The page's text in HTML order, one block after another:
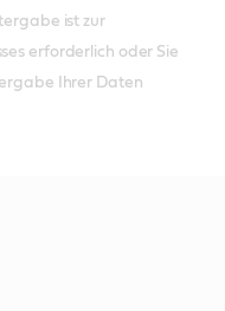
ist zur
erforderlich oder Sie
Ihrer Daten